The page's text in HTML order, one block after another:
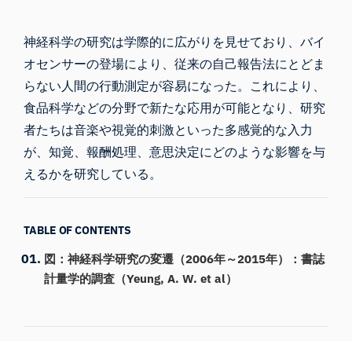
神経科学の研究は学際的に広がりを見せており、バイ
オセンサーの登場により、従来の自己報告法にとどま
らない人間の行動測定が容易になった。これにより、
食品科学などの分野で新たな応用が可能となり、研究
者たちは音楽や視覚的刺激といった多感覚的な入力
が、知覚、報酬処理、意思決定にどのような影響を与
えるかを研究している。
TABLE OF CONTENTS
図：神経科学研究の変遷（2006年～2015年）：書誌
計量学的調査（Yeung, A. W. et al）